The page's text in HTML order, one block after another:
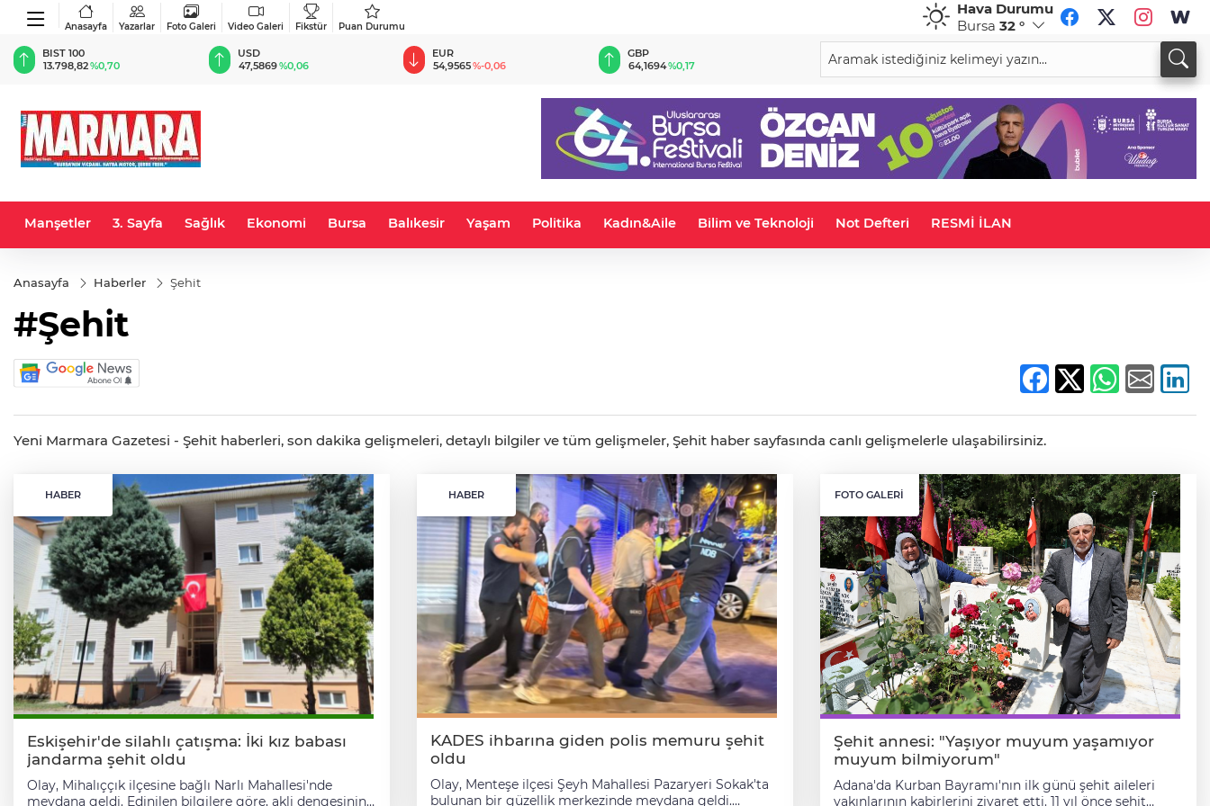
Anasayfa Yazarlar Foto Galeri Video Galeri Fikstür Puan Durumu
Hava Durumu
Bursa 32 °
BIST 100
13.798,82%0,70
USD
47,5869%0,06
EUR
54,9565%-0,06
GBP
64,1694%0,17
CHF
58,5850 %-0,57
33,9508
Manşetler 3. Sayfa Sağlık Ekonomi Bursa Balıkesir Yaşam Politika Kadın&Aile Bilim ve Teknoloji Not Defteri RESMİ İLAN
Anasayfa Haberler Şehit
#Şehit
Yeni Marmara Gazetesi - Şehit haberleri, son dakika gelişmeleri, detaylı bilgiler ve tüm gelişmeler, Şehit haber sayfasında canlı gelişmelerle ulaşabilirsiniz.
HABER
Eskişehir'de silahlı çatışma: İki kız babası
jandarma şehit oldu
Olay, Mihalıççık ilçesine bağlı Narlı Mahallesi'nde
meydana geldi. Edinilen bilgilere göre, akli dengesinin
HABER
KADES ihbarına giden polis memuru şehit
oldu
Olay, Menteşe ilçesi Şeyh Mahallesi Pazaryeri Sokak'ta
bulunan bir güzellik merkezinde meydana geldi.
FOTO GALERI
Şehit annesi: "Yaşıyor muyum yaşamıyor
muyum bilmiyorum"
Adana'da Kurban Bayramı'nın ilk günü şehit aileleri
yakınlarının kabirlerini ziyaret etti. 11 yıl önce şehit